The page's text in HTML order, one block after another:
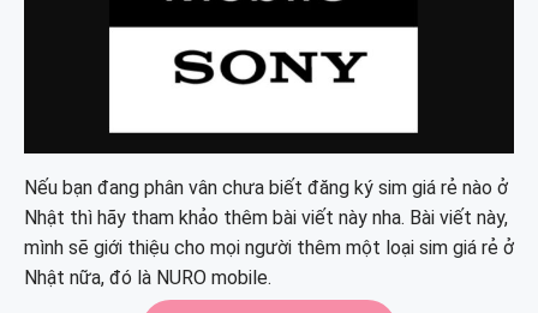
Nếu bạn đang phân vân chưa biết đăng ký sim giá rẻ nào ở
Nhật thì hãy tham khảo thêm bài viết này nha. Bài viết này,
mình sẽ giới thiệu cho mọi người thêm một loại sim giá rẻ ở
Nhật nữa, đó là NURO mobile.